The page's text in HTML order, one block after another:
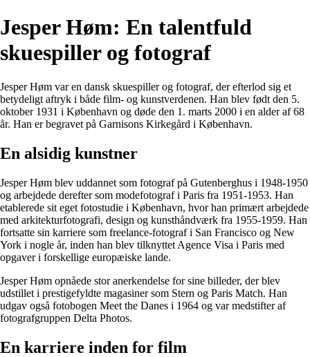
Jesper Høm: En talentfuld
skuespiller og fotograf
Jesper Høm var en dansk skuespiller og fotograf, der efterlod sig et
betydeligt aftryk i både film- og kunstverdenen. Han blev født den 5.
oktober 1931 i København og døde den 1. marts 2000 i en alder af 68
år. Han er begravet på Garnisons Kirkegård i København.
En alsidig kunstner
Jesper Høm blev uddannet som fotograf på Gutenberghus i 1948-1950
og arbejdede derefter som modefotograf i Paris fra 1951-1953. Han
etablerede sit eget fotostudie i København, hvor han primært arbejdede
med arkitekturfotografi, design og kunsthåndværk fra 1955-1959. Han
fortsatte sin karriere som freelance-fotograf i San Francisco og New
York i nogle år, inden han blev tilknyttet Agence Visa i Paris med
opgaver i forskellige europæiske lande.
Jesper Høm opnåede stor anerkendelse for sine billeder, der blev
udstillet i prestigefyldte magasiner som Stern og Paris Match. Han
udgav også fotobogen Meet the Danes i 1964 og var medstifter af
fotografgruppen Delta Photos.
En karriere inden for film